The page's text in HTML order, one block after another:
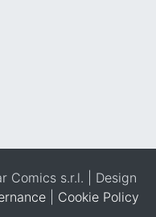
Comics s.r.l. | Design
Cookie Policy